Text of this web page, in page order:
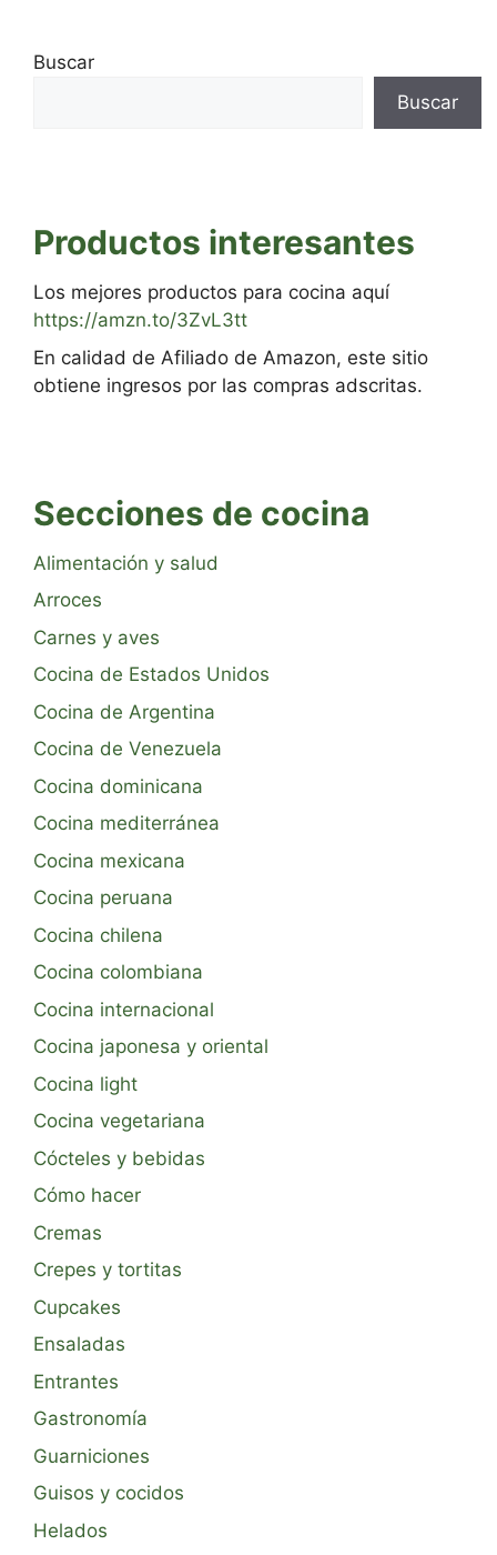
Buscar
Buscar
Productos interesantes
Los mejores productos para cocina aquí
https://amzn.to/3ZvL3tt
En calidad de Afiliado de Amazon, este sitio
obtiene ingresos por las compras adscritas.
Secciones de cocina
Alimentación y salud
Arroces
Carnes y aves
Cocina de Estados Unidos
Cocina de Argentina
Cocina de Venezuela
Cocina dominicana
Cocina mediterránea
Cocina mexicana
Cocina peruana
Cocina chilena
Cocina colombiana
Cocina internacional
Cocina japonesa y oriental
Cocina light
Cocina vegetariana
Cócteles y bebidas
Cómo hacer
Cremas
Crepes y tortitas
Cupcakes
Ensaladas
Entrantes
Gastronomía
Guarniciones
Guisos y cocidos
Helados